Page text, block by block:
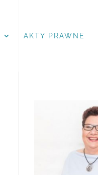
AKTY PRAWNE